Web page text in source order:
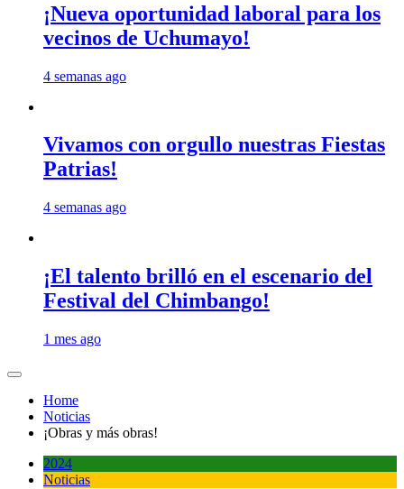
¡Nueva oportunidad laboral para los
vecinos de Uchumayo!
4 semanas ago
Vivamos con orgullo nuestras Fiestas
Patrias!
4 semanas ago
¡El talento brilló en el escenario del
Festival del Chimbango!
1 mes ago
Home
Noticias
¡Obras y más obras!
2024
Noticias